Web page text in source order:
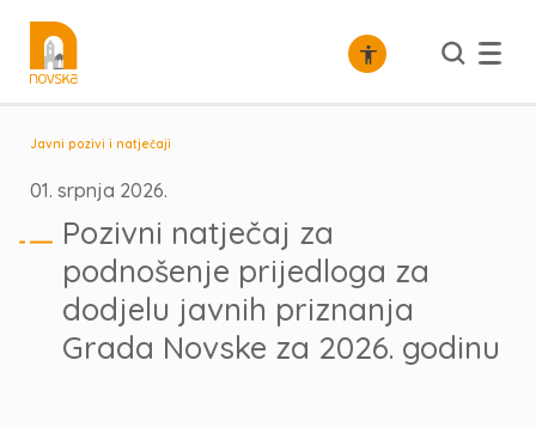
Javni pozivi i natječaji
01. srpnja 2026.
Pozivni natječaj za
podnošenje prijedloga za
dodjelu javnih priznanja
Grada Novske za 2026. godinu